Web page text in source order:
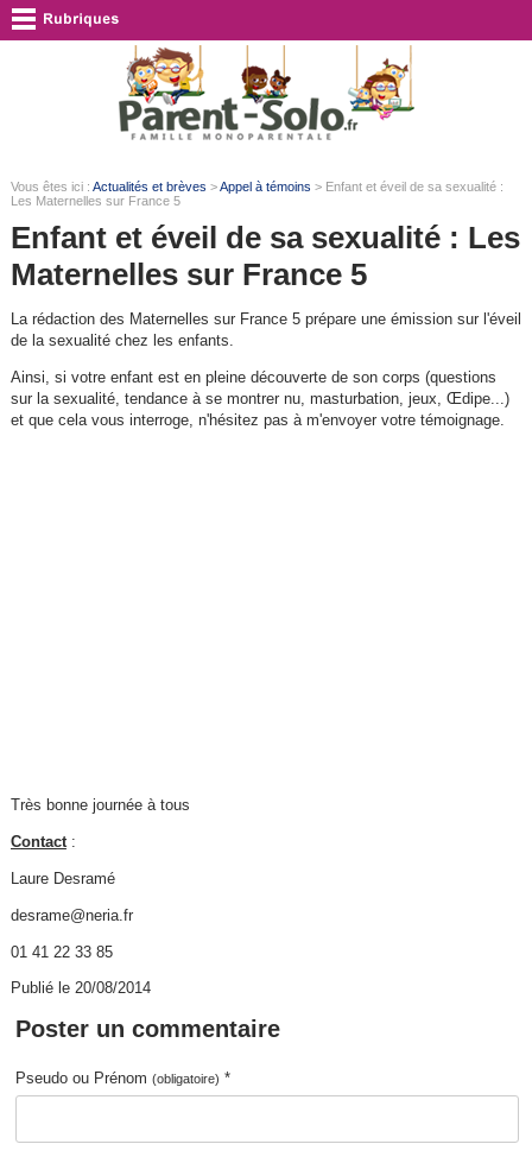
Vous êtes ici : Actualités et brèves >Appel à témoins > Enfant et éveil de sa sexualité :
Les Maternelles sur France 5
Enfant et éveil de sa sexualité : Les
Maternelles sur France 5
La rédaction des Maternelles sur France 5 prépare une émission sur l'éveil
de la sexualité chez les enfants.
Ainsi, si votre enfant est en pleine découverte de son corps (questions
sur la sexualité, tendance à se montrer nu, masturbation, jeux, Œdipe...)
et que cela vous interroge, n'hésitez pas à m'envoyer votre témoignage.
Très bonne journée à tous
Contact:
Laure Desramé
desrame@neria.fr
01 41 22 33 85
Publié le 20/08/2014
Poster un commentaire
Pseudo ou Prénom(obligatoire) *